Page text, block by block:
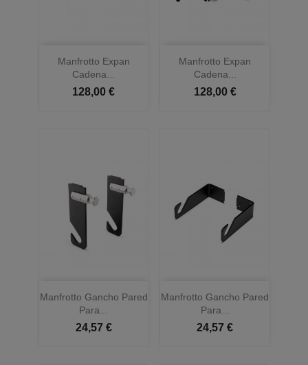
Manfrotto Expan
Cadena...
128,00 €
Manfrotto Expan
Cadena...
128,00 €
Manfrotto Gancho Pared
Para...
24,57 €
Manfrotto Gancho Pared
Para...
24,57 €